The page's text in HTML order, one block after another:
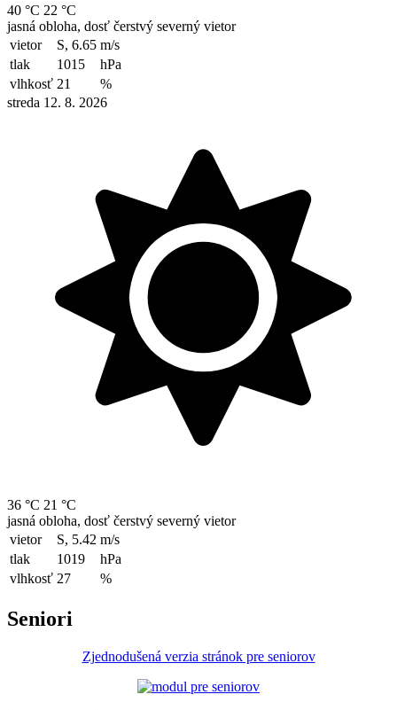
40 °C 22 °C
jasná obloha, dosť čerstvý severný vietor
vietor
S, 6.65 m/s
tlak
1015
hPa
vlhkosť 21
%
streda 12. 8. 2026
36 °C 21 °C
jasná obloha, dosť čerstvý severný vietor
vietor
S, 5.42 m/s
tlak
1019
hPa
vlhkosť 27 %
Seniori
Zjednodušená verzia stránok pre seniorov